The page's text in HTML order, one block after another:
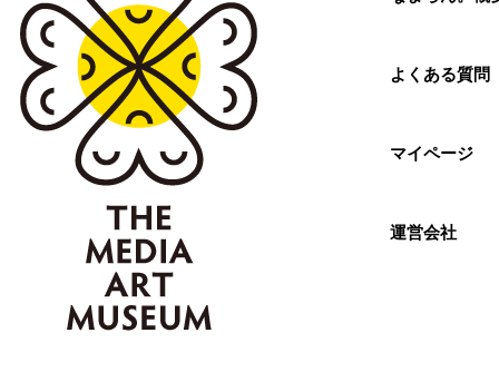
よくある質問
マイページ
運営会社